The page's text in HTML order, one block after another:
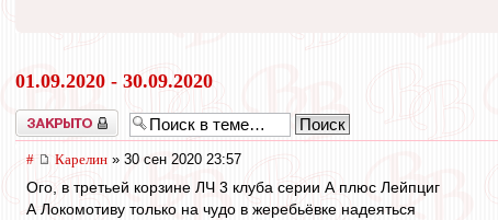
01.09.2020 - 30.09.2020
Закрыто
# Карелин » 30 сен 2020 23:57
Ого, в третьей корзине ЛЧ 3 клуба серии А плюс Лейпциг
А Локомотиву только на чудо в жеребьёвке надеяться